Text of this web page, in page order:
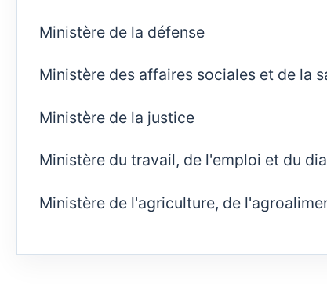
Ministère de la défense
Ministère des affaires sociales et de la
Ministère de la justice
Ministère du travail, de l'emploi et du
Ministère de l'agriculture, de